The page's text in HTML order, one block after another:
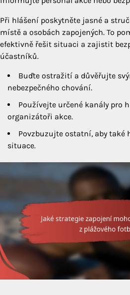
Při hlášení poskytněte jasné a
místě a osobách zapojených. To
efektivně řešit situaci a zajistit
účastníků.
Buďte ostražití a důvěřujte
nebezpečného chování.
Používejte určené kanály pro
organizátoři akce.
Povzbuzujte ostatní, aby také
situace.